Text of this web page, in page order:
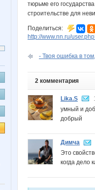
тюрьме его
строительстве для
Поделиться:
http://www.nn.ru/
- Твоя ошибка в
2 комментария
Lika.S
умный и
добрый
Димча
Это
когда дело